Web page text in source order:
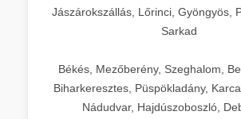
Jászárokszállás, Lőrinci, Gyöngyös,
Sarkad
Békés, Mezőberény, Szeghalom,
Biharkeresztes, Püspökladány,
Nádudvar, Hajdúszoboszló,